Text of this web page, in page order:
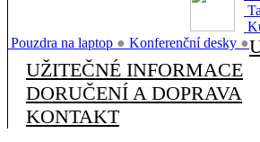
Pouzdra na laptop ● Konferenční desky ●
UŽITEČNÉ INFORMACE
DORUČENÍ A DOPRAVA
KONTAKT